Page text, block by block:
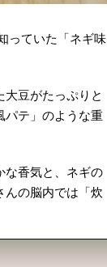
っていた「ネギ味
豆がたっぷりと
パテ」のような重
な香気と、ネギの
んの脳内では「炊